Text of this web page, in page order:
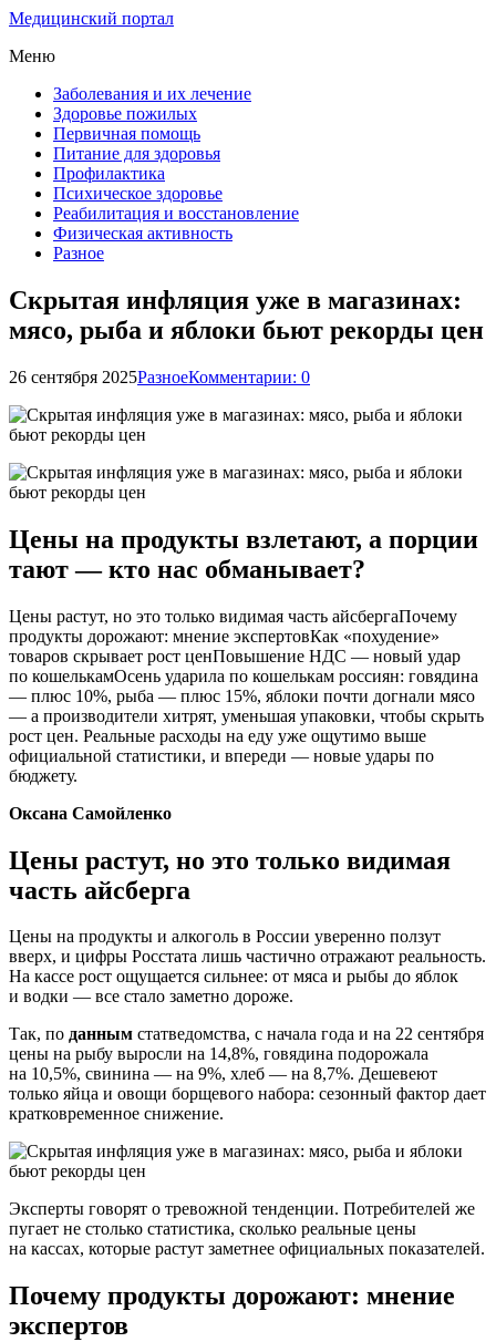
Медицинский портал
Меню
Заболевания и их лечение
Здоровье пожилых
Первичная помощь
Питание для здоровья
Профилактика
Психическое здоровье
Реабилитация и восстановление
Физическая активность
Разное
Скрытая инфляция уже в магазинах:
мясо, рыба и яблоки бьют рекорды цен
26 сентября 2025РазноеКомментарии: 0
Цены на продукты взлетают, а порции
тают — кто нас обманывает?
Цены растут, но это только видимая часть айсбергаПочему
продукты дорожают: мнение экспертовКак «похудение»
товаров скрывает рост ценПовышение НДС — новый удар
по кошелькамОсень ударила по кошелькам россиян: говядина
— плюс 10%, рыба — плюс 15%, яблоки почти догнали мясо
— а производители хитрят, уменьшая упаковки, чтобы скрыть
рост цен. Реальные расходы на еду уже ощутимо выше
официальной статистики, и впереди — новые удары по
бюджету.
Оксана Самойленко
Цены растут, но это только видимая
часть айсберга
Цены на продукты и алкоголь в России уверенно ползут
вверх, и цифры Росстата лишь частично отражают реальность.
На кассе рост ощущается сильнее: от мяса и рыбы до яблок
и водки — все стало заметно дороже.
Так, по данным статведомства, с начала года и на 22 сентября
цены на рыбу выросли на 14,8%, говядина подорожала
на 10,5%, свинина — на 9%, хлеб — на 8,7%. Дешевеют
только яйца и овощи борщевого набора: сезонный фактор дает
кратковременное снижение.
Эксперты говорят о тревожной тенденции. Потребителей же
пугает не столько статистика, сколько реальные цены
на кассах, которые растут заметнее официальных показателей.
Почему продукты дорожают: мнение
экспертов